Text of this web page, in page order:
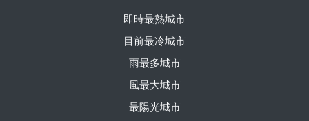
即時最熱城市
目前最冷城市
雨最多城市
風最大城市
最陽光城市